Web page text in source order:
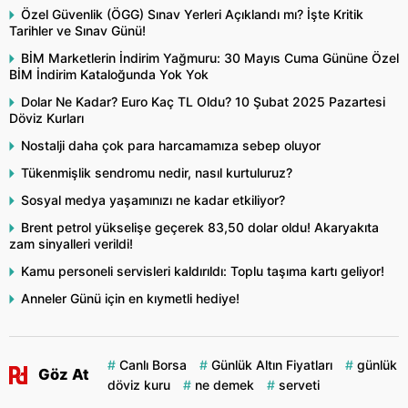
Özel Güvenlik (ÖGG) Sınav Yerleri Açıklandı mı? İşte Kritik
Tarihler ve Sınav Günü!
BİM Marketlerin İndirim Yağmuru: 30 Mayıs Cuma Gününe Özel
BİM İndirim Kataloğunda Yok Yok
Dolar Ne Kadar? Euro Kaç TL Oldu? 10 Şubat 2025 Pazartesi
Döviz Kurları
Nostalji daha çok para harcamamıza sebep oluyor
Tükenmişlik sendromu nedir, nasıl kurtuluruz?
Sosyal medya yaşamınızı ne kadar etkiliyor?
Brent petrol yükselişe geçerek 83,50 dolar oldu! Akaryakıta
zam sinyalleri verildi!
Kamu personeli servisleri kaldırıldı: Toplu taşıma kartı geliyor!
Anneler Günü için en kıymetli hediye!
Göz At
Canlı Borsa Günlük Altın Fiyatları
günlük
döviz kuru
ne demek serveti